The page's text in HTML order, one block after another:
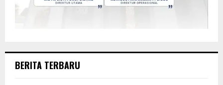
BERITA TERBARU